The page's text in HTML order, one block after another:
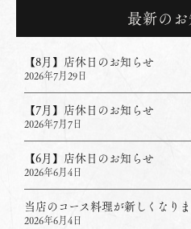
最新の
【8月】店休日のお知らせ
2026年7月29日
【7月】店休日のお知らせ
2026年7月7日
【6月】店休日のお知らせ
2026年6月4日
当店のコース料理が新しくなり
2026年6月4日